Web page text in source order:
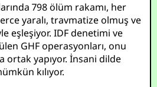
798 ölüm rakamı, her
yaralı, travmatize olmuş ve
eşleşiyor. IDF denetimi ve
GHF operasyonları, onu
ortak yapıyor. İnsani dilde
kılıyor.